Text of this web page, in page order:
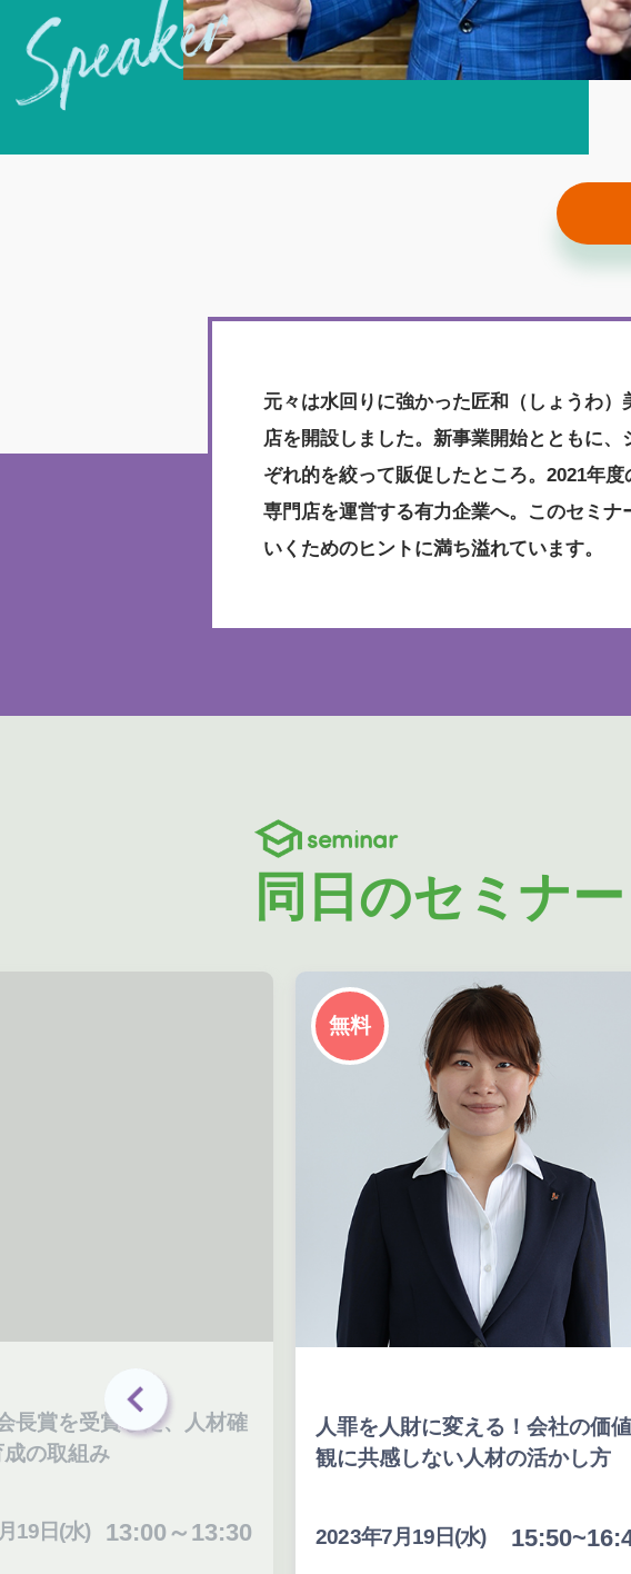
元々は水回りに強かった匠和（しょうわ
店を開設しました。新事業開始とともに
ぞれ的を絞って販促したところ。2021年
専門店を運営する有力企業へ。このセミ
いくためのヒントに満ち溢れています。
seminar
同日のセミナー
を受賞した、人材確
取組み
(水) 13:00～13:30
無料
人罪を人財に変える！会社の価値
観に共感しない人材の活かし方
2023年7月19日(水) 15:50~16:40